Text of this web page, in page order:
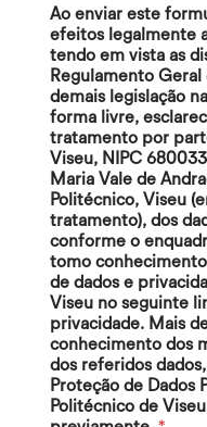
Ao enviar este
efeitos legalmente
tendo em vista as
Regulamento Geral
demais legislação
forma livre,
tratamento por
Viseu, NIPC
Maria Vale de
Politécnico, Viseu
tratamento), dos
conforme o
tomo
de dados e
Viseu no seguinte
privacidade. Mais
conhecimento dos
dos referidos
Proteção de Dados
Politécnico de